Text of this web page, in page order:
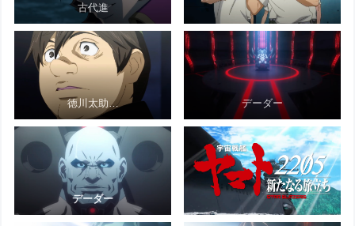
古代進
徳川太助… デーダー
デーダー